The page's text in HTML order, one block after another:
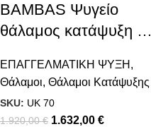
BAMBAS Ψυγείο
θάλαμος κατάψυξη με
ΕΠΑΓΓΕΛΜΑΤΙΚΗ ΨΥΞΗ ,
Θάλαμοι, Θάλαμοι Κατάψυξης
SKU: UK 70
1.920,00€ 1.632,00 €